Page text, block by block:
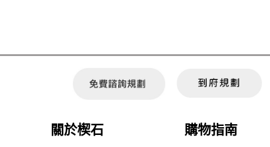
關於楔石 購物指南